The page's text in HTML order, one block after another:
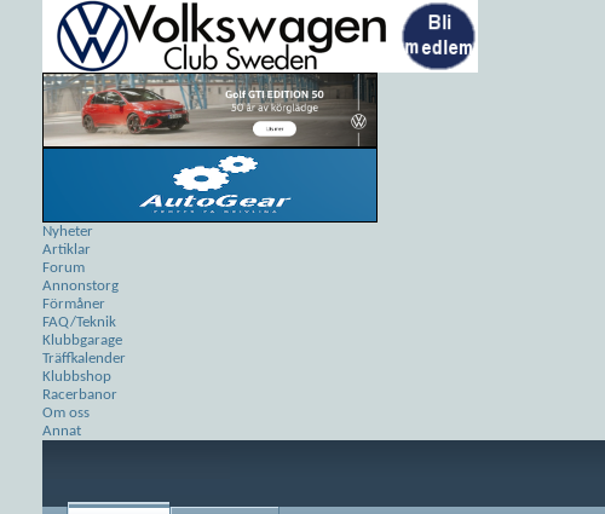
Nyheter
Artiklar
Forum
Annonstorg
Förmåner
FAQ/Teknik
Klubbgarage
Träffkalender
Klubbshop
Racerbanor
Om oss
Annat